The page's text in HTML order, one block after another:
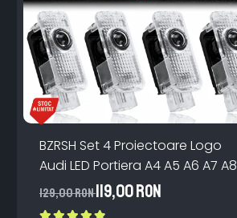
BZRSH Set 4 Proiectoare Logo
Audi LED Portiera A4 A5 A6 A7 A8
Q3 Q5 Q7 - 12V 5W Plug & Play
129,00 RON119,00 RON